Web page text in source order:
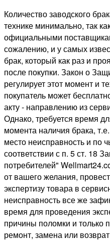
Количество заводского
технике минимально, так
официальными
сожалению, и у самых
брак, который как раз и
после покупки. Закон о
регулирует этот момент и
покупатель может
акту - направлению из
Однако, требуется время
момента наличия брака,
место неисправность и по
соответствии с п. 5 ст. 18
потребителей"
от вашего желания,
экспертизу товара в
неисправность все же
время для проведения
причины поломки и только
ремонт, замена или